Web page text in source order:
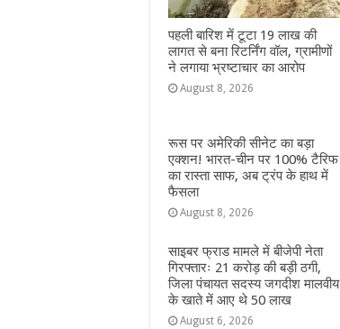
पहली बारिश में टूटा 19 लाख की
लागत से बना रिटर्निंग वॉल, ग्रामीणों
ने लगाया भ्रष्टाचार का आरोप
August 8, 2026
रूस पर अमेरिकी सीनेट का बड़ा
एक्शन! भारत-चीन पर 100% टैरिफ
का रास्ता साफ, अब ट्रंप के हाथ में
फैसला
August 8, 2026
साइबर फ्राड मामले में बीजेपी नेता
गिरफ्तारः 21 करोड़ की बड़ी ठगी,
जिला पंचायत सदस्य जगदीश मालवीय
के खाते में आए थे 50 लाख
August 6, 2026